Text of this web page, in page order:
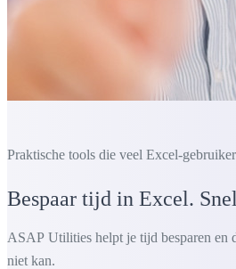
Praktische tools die veel Excel-
Bespaar tijd in Excel.
ASAP Utilities helpt je tijd besparen en
niet kan.